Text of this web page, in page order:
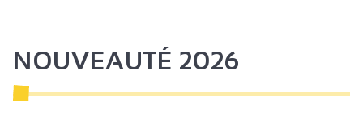
NOUVEAUTÉ 2026